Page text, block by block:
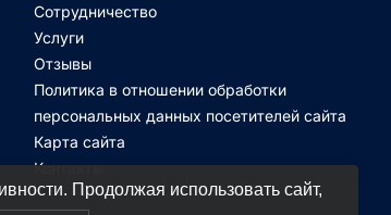
Сотрудничество
Услуги
Отзывы
Политика в отношении обработки
персональных данных посетителей сайта
Карта сайта
Контакты
Продолжая использовать сайт,